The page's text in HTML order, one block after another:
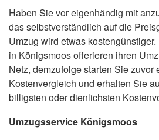
Haben Sie vor eigenhändig mit
das selbstverständlich auf die
Umzug wird etwas
in Königsmoos offerieren ihren
Netz, demzufolge starten Sie zuvor
Kostenvergleich und erhalten Sie
billigsten oder dienlichsten
Umzugsservice Königsmoos